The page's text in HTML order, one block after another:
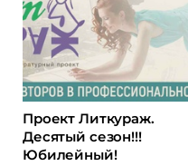
Проект Литкураж.
Десятый сезон!!!
Юбилейный!